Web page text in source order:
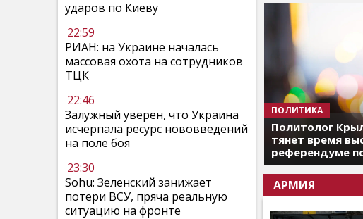
ударов по Киеву
22:59
РИАН: на Украине началась
массовая охота на сотрудников
ТЦК
22:46
Залужный уверен, что Украина
исчерпала ресурс нововведений
на поле боя
23:30
Sohu: Зеленский занижает
потери ВСУ, пряча реальную
ситуацию на фронте
ПОЛИТИКА
Политолог
тянет время
референдуме
АРМИЯ